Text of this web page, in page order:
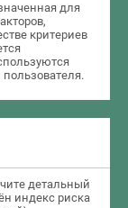
для
критериев
детальный
индекс риска